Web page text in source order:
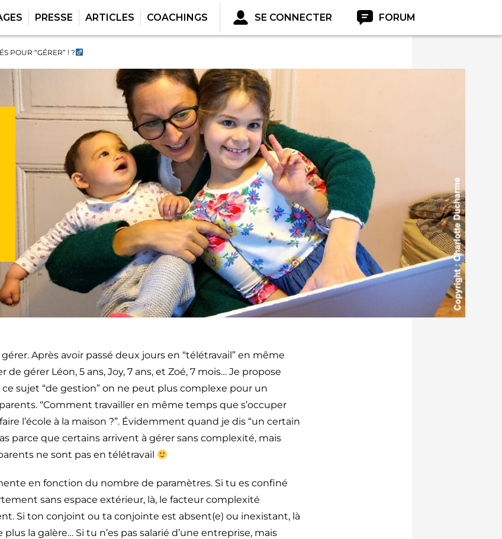
PRESSE ARTICLES COACHINGS SE CONNECTER FORUM
POUR “GÉRER” ! ?‍
gérer. Après avoir passé deux jours en “télétravail” en même
de gérer Léon, 5 ans, Joy, 7 ans, et Zoé, 7 mois… Je propose
ce sujet “de gestion” on ne peut plus complexe pour un
“Comment travailler en même temps que s’occuper
l’école à la maison ?”. Évidemment quand je dis “un certain
parce que certains arrivent à gérer sans complexité, mais
ne sont pas en télétravail
en fonction du nombre de paramètres. Si tu es confiné
sans espace extérieur, là, le facteur complexité
Si ton conjoint ou ta conjointe est absent(e) ou inexistant, là
la galère… Si tu n’es pas salarié d’une entreprise, mais